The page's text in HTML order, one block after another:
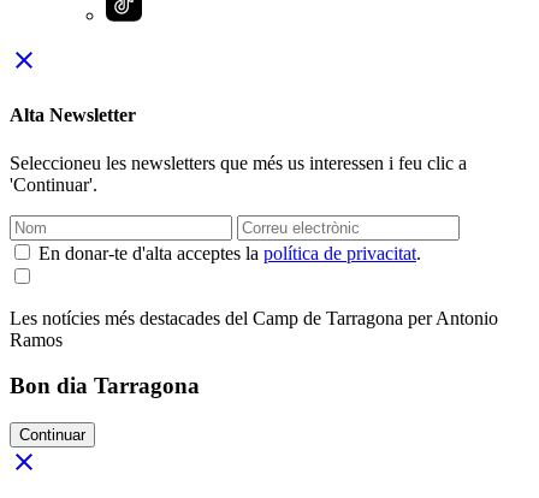
close
Alta Newsletter
Seleccioneu les newsletters que més us interessen i feu clic a
'Continuar'.
En donar-te d'alta acceptes la política de privacitat.
Les notícies més destacades del Camp de Tarragona per Antonio
Ramos
Bon dia Tarragona
Continuar
close